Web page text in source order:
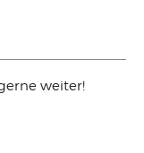
weiter!